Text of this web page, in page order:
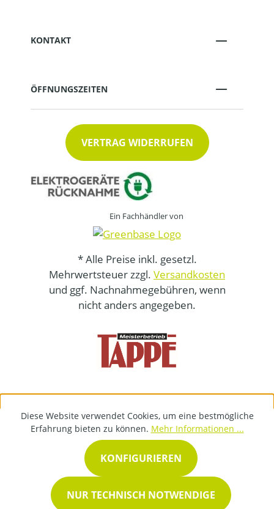
KONTAKT
ÖFFNUNGSZEITEN
VERTRAG WIDERRUFEN
Ein Fachhändler von
* Alle Preise inkl. gesetzl.
Mehrwertsteuer zzgl. Versandkosten
und ggf. Nachnahmegebühren, wenn
nicht anders angegeben.
Diese Website verwendet Cookies, um eine bestmögliche
Erfahrung bieten zu können. Mehr Informationen ...
NUR TECHNISCH NOTWENDIGE
KONFIGURIEREN